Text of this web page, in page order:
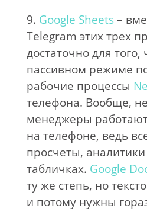
9. Google Sheets–
Telegram этих трех
достаточно для того,
пассивном режиме
рабочие процессы
телефона. Вообще,
менеджеры
на телефоне, ведь
просчеты,
табличках. Google
ту же степь, но
и потому нужны